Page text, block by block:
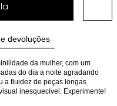
devoluções
da mulher, com um
do dia a noite agradando
a fluidez de peças longas
inesquecível. Experimente!